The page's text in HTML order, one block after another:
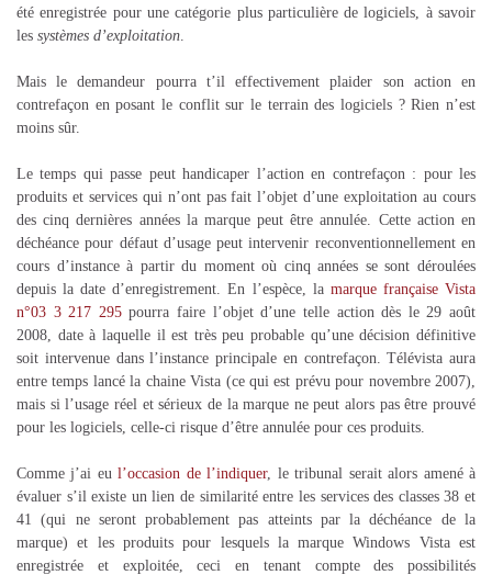
été enregistrée pour une catégorie plus particulière de logiciels, à savoir
les systèmes d’exploitation
Mais le demandeur pourra t’il effectivement plaider son action en
contrefaçon en posant le conflit sur le terrain des logiciels ? Rien n’est
moins sûr.
Le temps qui passe peut handicaper l’action en contrefaçon : pour les
produits et services qui n’ont pas fait l’objet d’une exploitation au cours
des cinq dernières années la marque peut être annulée. Cette action en
déchéance pour défaut d’usage peut intervenir reconventionnellement en
cours d’instance à partir du moment où cinq années se sont déroulées
depuis la date d’enregistrement. En l’espèce, la marque française Vista
n°03 3 217 295pourra faire l’objet d’une telle action dès le 29 août
2008, date à laquelle il est très peu probable qu’une décision définitive
soit intervenue dans l’instance principale en contrefaçon. Télévista aura
entre temps lancé la chaine Vista (ce qui est prévu pour novembre 2007),
mais si l’usage réel et sérieux de la marque ne peut alors pas être prouvé
pour les logiciels, celle-ci risque d’être annulée pour ces produits.
Comme j’ai eul’occasion de l’indiquer, le tribunal serait alors amené à
évaluer s’il existe un lien de similarité entre les services des classes 38 et
41 (qui ne seront probablement pas atteints par la déchéance de la
marque) et les produits pour lesquels la marque Windows Vista est
enregistrée et exploitée, ceci en tenant compte des possibilités